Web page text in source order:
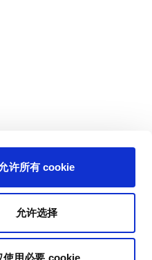
允许所有 cookie
允许选择
使用必要 cookie